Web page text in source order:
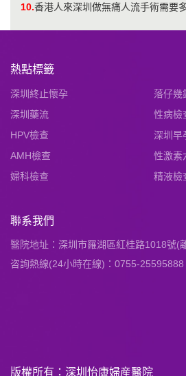
10.香港人來深圳做無痛人流手術需要
熱點標籤
深圳終止懷孕
落仔幾
深圳藥流
性病檢
HPV檢查
深圳早
AMH檢查
性激素
婦科檢查
精液檢
聯系我們
醫院地址：深圳市羅湖區紅桂路1018號(
咨詢熱線(24小時在線)：0755-25595888
版權所有：深圳怡康婦産醫院